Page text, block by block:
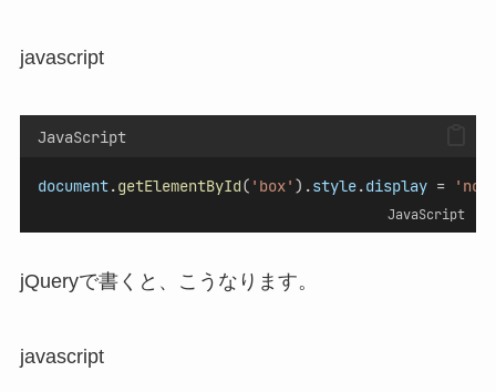
javascript
JavaScript
document.getElementById( 'box' ).style.display =
JavaScript
jQueryで書くと、こうなります。
javascript